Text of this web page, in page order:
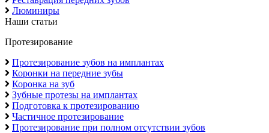
Люминиры
Наши статьи
Протезирование
Протезирование зубов на имплантах
Коронки на передние зубы
Коронка на зуб
Зубные протезы на имплантах
Подготовка к протезированию
Частичное протезирование
Протезирование при полном отсутствии зубов